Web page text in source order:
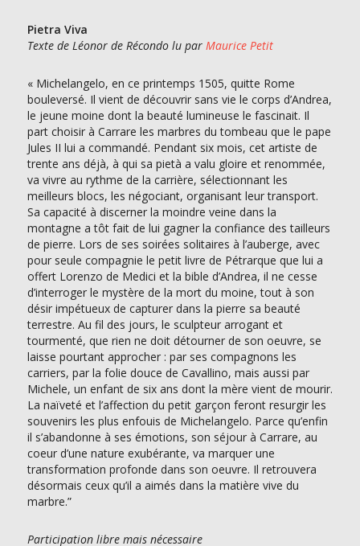
Pietra Viva
Texte de Léonor de Récondo lu par Maurice Petit
« Michelangelo, en ce printemps 1505, quitte Rome
bouleversé. Il vient de découvrir sans vie le corps d’Andrea,
le jeune moine dont la beauté lumineuse le fascinait. Il
part choisir à Carrare les marbres du tombeau que le pape
Jules II lui a commandé. Pendant six mois, cet artiste de
trente ans déjà, à qui sa pietà a valu gloire et renommée,
va vivre au rythme de la carrière, sélectionnant les
meilleurs blocs, les négociant, organisant leur transport.
Sa capacité à discerner la moindre veine dans la
montagne a tôt fait de lui gagner la confiance des tailleurs
de pierre. Lors de ses soirées solitaires à l’auberge, avec
pour seule compagnie le petit livre de Pétrarque que lui a
offert Lorenzo de Medici et la bible d’Andrea, il ne cesse
d’interroger le mystère de la mort du moine, tout à son
désir impétueux de capturer dans la pierre sa beauté
terrestre. Au fil des jours, le sculpteur arrogant et
tourmenté, que rien ne doit détourner de son oeuvre, se
laisse pourtant approcher : par ses compagnons les
carriers, par la folie douce de Cavallino, mais aussi par
Michele, un enfant de six ans dont la mère vient de mourir.
La naïveté et l’affection du petit garçon feront resurgir les
souvenirs les plus enfouis de Michelangelo. Parce qu’enfin
il s’abandonne à ses émotions, son séjour à Carrare, au
coeur d’une nature exubérante, va marquer une
transformation profonde dans son oeuvre. Il retrouvera
désormais ceux qu’il a aimés dans la matière vive du
marbre.”
Participation libre mais nécessaire